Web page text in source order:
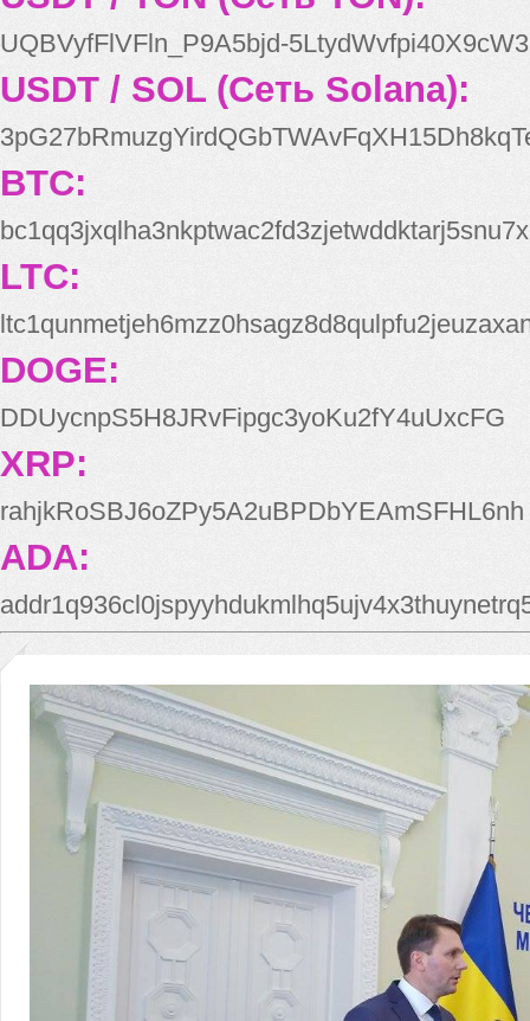
UQBVyfFlVFln_P9A5bjd-
USDT / SOL (Сеть Solana):
BTC:
bc1qq3jxqlha3nkptwac2fd3zjetwddktarj5snu7x
LTC:
DOGE:
DDUycnpS5H8JRvFipgc3yoKu2fY4uUxcFG
XRP:
rahjkRoSBJ6oZPy5A2uBPDbYEAmSFHL6nh
ADA: